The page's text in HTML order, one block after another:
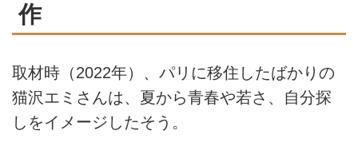
作
取材時（2022年）、パリに移住したばかりの
猫沢エミさんは、夏から青春や若さ、自分探
しをイメージしたそう。